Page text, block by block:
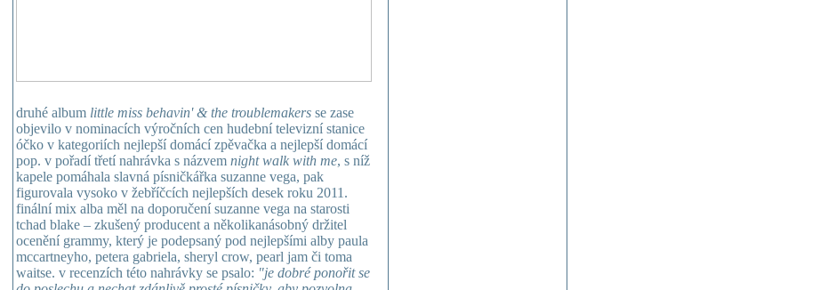
druhé album little miss behavin' & the troublemakersse zase
objevilo v nominacích výročních cen hudební televizní stanice
óčko v kategoriích nejlepší domácí zpěvačka a nejlepší domácí
pop. v pořadí třetí nahrávka s názvem night walk with me, s níž
kapele pomáhala slavná písničkářka suzanne vega, pak
figurovala vysoko v žebříčcích nejlepších desek roku 2011.
finální mix alba měl na doporučení suzanne vega na starosti
tchad blake – zkušený producent a několikanásobný držitel
ocenění grammy, který je podepsaný pod nejlepšími alby paula
mccartneyho, petera gabriela, sheryl crow, pearl jam či toma
waitse. v recenzích této nahrávky se psalo: "je dobré ponořit se